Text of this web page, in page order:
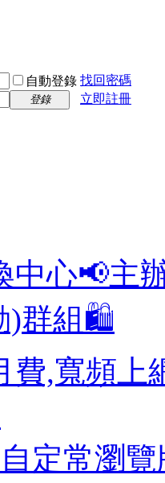
自動登錄 找回密碼
登錄 立即註冊
中心📢主
)群組🛍️
費,寬頻上
自定常瀏